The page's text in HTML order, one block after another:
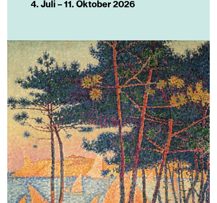
4. Juli – 11. Oktober 2026